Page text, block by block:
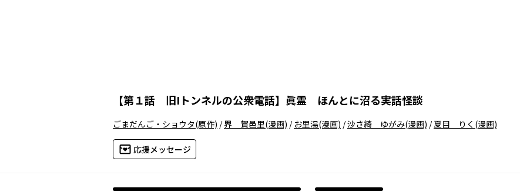
【第１話 旧Iトンネルの公衆電話】 眞霊 ほんとに沼る実話怪談
ごまだんご・ショウタ(原作) /界 賀邑里(漫画) / お里湯(漫画) /沙さ綺 ゆがみ(漫画) /夏目 りく (漫画)
応援メッセージ